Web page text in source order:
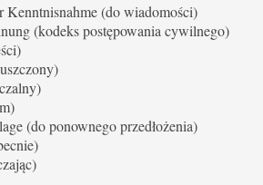
(do wiadomości)
(kodeks postępowania cywilnego)
(do ponownego przedłożenia)